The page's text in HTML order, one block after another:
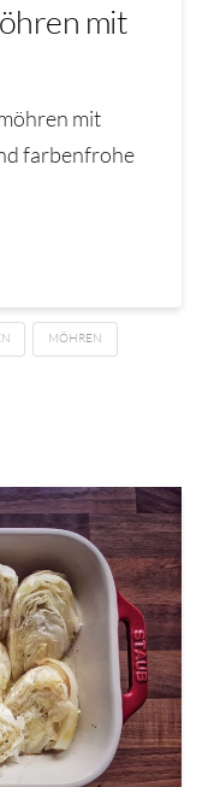
mit
mit
farbenfrohe
MÖHREN